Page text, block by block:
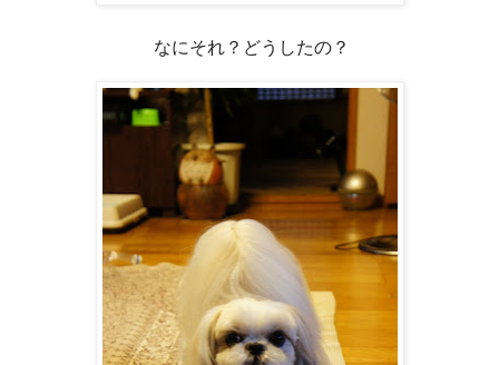
なにそれ？どうしたの？